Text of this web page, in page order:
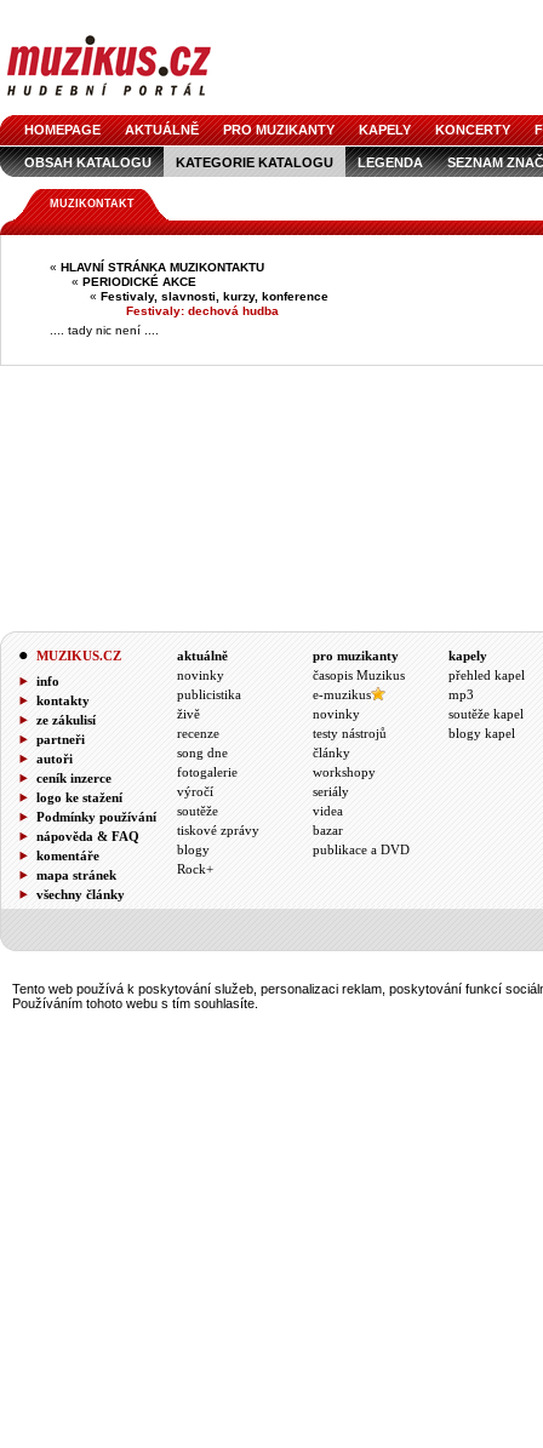
HOMEPAGE AKTUÁLNĚ PRO MUZIKANTY KAPELY KONCERTY
OBSAH KATALOGU KATEGORIE KATALOGU LEGENDA SEZNAM
MUZIKONTAKT
« HLAVNÍ STRÁNKA MUZIKONTAKTU
« PERIODICKÉ AKCE
« Festivaly, slavnosti, kurzy, konference
Festivaly: dechová hudba
.... tady nic není ....
MUZIKUS.CZ
info
kontakty
ze zákulisí
partneři
autoři
ceník inzerce
logo ke stažení
Podmínky používání
nápověda & FAQ
komentáře
mapa stránek
všechny články
aktuálně
novinky
publicistika
živě
recenze
song dne
fotogalerie
výročí
soutěže
tiskové zprávy
blogy
Rock+
pro muzikanty
časopis Muzikus
e-muzikus
novinky
testy nástrojů
články
workshopy
seriály
videa
bazar
publikace a DVD
kapely
přehled kapel
mp3
soutěže kapel
blogy kapel
Tento web používá k poskytování služeb, personalizaci reklam, poskytování funkcí
Používáním tohoto webu s tím souhlasíte.